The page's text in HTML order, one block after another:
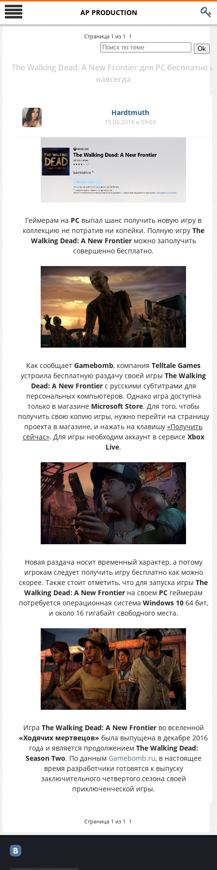
AP PRODUCTION
Страница 1 из 1 1
The Walking Dead: A New Frontier для PC бесплатно и
навсегда
Hardtmuth
15.06.2018 в 09:09
Геймерам на PC выпал шанс получить новую игру в
коллекцию не потратив ни копейки. Полную игру The
Walking Dead: A New Frontierможно заполучить
совершенно бесплатно.
Как сообщает Gamebomb, компания Telltale Games
устроила бесплатную раздачу своей игры The Walking
Dead: A New Frontierс русскими субтитрами для
персональных компьютеров. Однако игра доступна
только в магазине Microsoft Store. Для того, чтобы
получить свою копию игры, нужно перейти на страницу
проекта в магазине, и нажать на клавишу «Получить
сейчас». Для игры необходим аккаунт в сервисе Xbox
Live.
Новая раздача носит временный характер, а потому
игрокам следует получить игру бесплатно как можно
скорее. Также стоит отметить, что для запуска игры The
Walking Dead: A New Frontier на своем PC геймерам
потребуется операционная система Windows 1064 бит,
и около 16 гигабайт свободного места.
Игра The Walking Dead: A New Frontierво вселенной
«Ходячих мертвецов» была выпущена в декабре 2016
года и является продолжением The Walking Dead:
Season Two. По данным Gamebomb.ru, в настоящее
время разработчики готовятся к выпуску
заключительного четвертого сезона своей
приключенческой игры.
Страница 1 из 1 1